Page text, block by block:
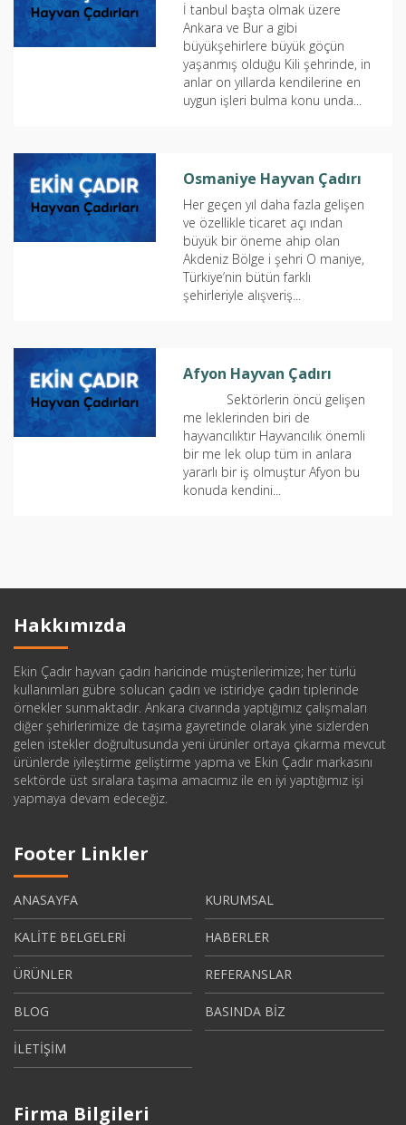
İ tanbul başta olmak üzere
Ankara ve Bur a gibi
büyükşehirlere büyük göçün
yaşanmış olduğu Kili şehrinde, in
anlar on yıllarda kendilerine en
uygun işleri bulma konu unda...
Osmaniye Hayvan Çadırı
Her geçen yıl daha fazla gelişen
ve özellikle ticaret açı ından
büyük bir öneme ahip olan
Akdeniz Bölge i şehri O maniye,
Türkiye’nin bütün farklı
şehirleriyle alışveriş...
Afyon Hayvan Çadırı
Sektörlerin öncü gelişen
me leklerinden biri de
hayvancılıktır Hayvancılık önemli
bir me lek olup tüm in anlara
yararlı bir iş olmuştur Afyon bu
konuda kendini...
Hakkımızda
Ekin Çadır hayvan çadırı haricinde müşterilerimize; her türlü
kullanımları gübre solucan çadırı ve istiridye çadırı tiplerinde
örnekler sunmaktadır. Ankara civarında yaptığımız çalışmaları
diğer şehirlerimize de taşıma gayretinde olarak yine sizlerden
gelen istekler doğrultusunda yeni ürünler ortaya çıkarma mevcut
ürünlerde iyileştirme geliştirme yapma ve Ekin Çadır markasını
sektörde üst sıralara taşıma amacımız ile en iyi yaptığımız işi
yapmaya devam edeceğiz.
Footer Linkler
ANASAYFA KURUMSAL
KALİTE BELGELERİ HABERLER
ÜRÜNLER REFERANSLAR
BLOG BASINDA BİZ
İLETİŞİM
Firma Bilgileri